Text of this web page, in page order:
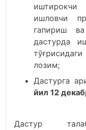
иштирокчи
ишловчи
гапириш
дастурда
лозим;
Дастурга
йил 12
Дастур